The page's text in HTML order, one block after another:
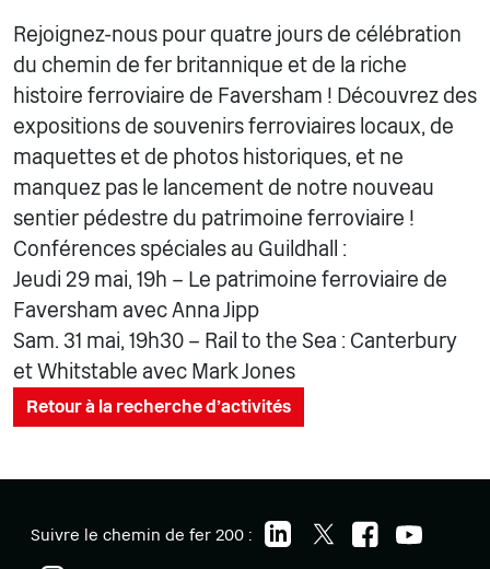
Rejoignez-nous pour quatre jours de célébration
du chemin de fer britannique et de la riche
histoire ferroviaire de Faversham ! Découvrez des
expositions de souvenirs ferroviaires locaux, de
maquettes et de photos historiques, et ne
manquez pas le lancement de notre nouveau
sentier pédestre du patrimoine ferroviaire !
Conférences spéciales au Guildhall :
Jeudi 29 mai, 19h – Le patrimoine ferroviaire de
Faversham avec Anna Jipp
Sam. 31 mai, 19h30 – Rail to the Sea : Canterbury
et Whitstable avec Mark Jones
Retour à la recherche d'activités
Suivre le chemin de fer 200 :